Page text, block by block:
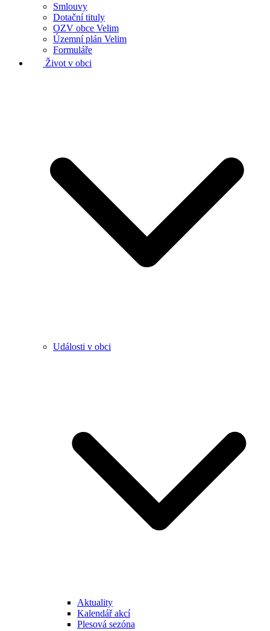
Smlouvy
Dotační tituly
OZV obce Velim
Územní plán Velim
Formuláře
Život v obci
Události v obci
Aktuality
Kalendář akcí
Plesová sezóna